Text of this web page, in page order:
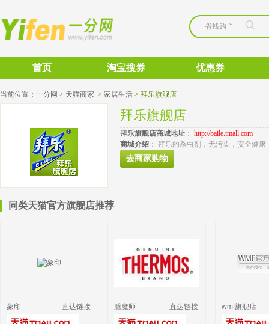
省钱购
首页 淘宝搜券 优惠券
当前位置： 一分网 > 天猫商家 > 家居生活 > 拜乐旗舰店
拜乐旗舰店
拜乐旗舰店商城地址 ： http://baile.tmall.com
商城介绍 ： 拜乐的杀虫剂，无污染，安全健
去商家购物
同类天猫官方旗舰店推荐
象印 直达链接 膳魔师 直达链接 wmf旗舰店